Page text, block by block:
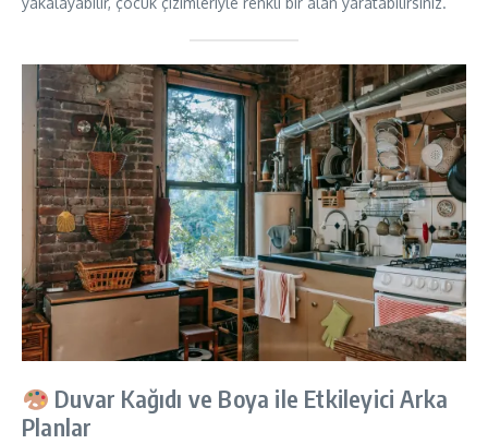
Duvar Kağıdı ve Boya ile Etkileyici Arka
Planlar